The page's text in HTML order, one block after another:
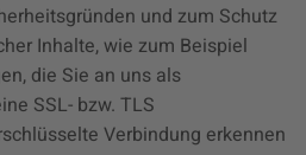
und zum Schutz
Inhalte, wie zum Beispiel
die Sie an uns als
SSL- bzw. TLS
Verbindung erkennen